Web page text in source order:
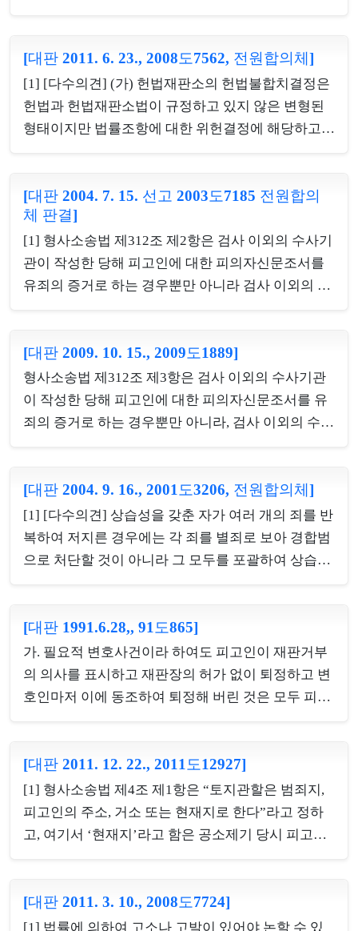
갖추어야 예외적으로 증거능력이 있다고 할 것인바,
여기서 '그 진술이 특히 신빙할 수 있는 상태하에서
행하여진 때'라 함은 그 진술을 하였다는 것에 허위개
입의 여지가 ...
[대판 2011. 6. 23., 2008도7562, 전원합의체]
[1] [다수의견] (가) 헌법재판소의 헌법불합치결정은
헌법과 헌법재판소법이 규정하고 있지 않은 변형된
형태이지만 법률조항에 대한 위헌결정에 해당하고,
제1호는 집회 주최자가 집시법 제10조 본문을 위반
할 것을 구성요건으로 삼고 있어 집시법 제10조 본문
은 집시법 제23조 제1호와 결합하여 형벌에 관한 법
률조항을 이루게 되므로, 집시법의 위 조항들(이하
‘이 사건 법률조항’이라 한다)에 대하여 선고된 헌법
정’이라 한다)은 형벌에 관한 법률조항에 대한 위헌
결정이다. 그리고 헌법재판소법 제47조 제2항 단서
는 형벌에 관한...
[대판 2004. 7. 15. 선고 2003도7185 전원합의
체 판결]
[1] 형사소송법 제312조 제2항은 검사 이외의 수사기
관이 작성한 당해 피고인에 대한 피의자신문조서를
유죄의 증거로 하는 경우뿐만 아니라 검사 이외의 수
해 피고인에 대한 유죄의 증거로 채택할 경우에도 적
용되는바, 당해 피고인과 공범관계가 있는 다른 피의
자에 대한 검사 이외의 수사기관 작성의 피의자신문
조서는 그 피의자의 법정진술에 의하여 그 성립의 진
당연한 결과로 그 피의자신문조서에 대하여는 사망
등 사유로 인하여 법정에서 진술할 수 없는 때에 예외
적으로 증거능력을 인정하는 규정인 형사소송법 제
314조가 적용되지 ...
[대판 2009. 10. 15., 2009도1889]
형사소송법 제312조 제3항은 검사 이외의 수사기관
이 작성한 당해 피고인에 대한 피의자신문조서를 유
죄의 증거로 하는 경우뿐만 아니라, 검사 이외의 수사
피고인에 대한 유죄의 증거로 채택할 경우에도 적용
된다. 따라서 당해 피고인과 공범관계에 있는 공동피
고인에 대해 검사 이외의 수사기관이 작성한 피의자
신문조서는 그 공동피고인의 법정진술에 의하여 성
다. 그리고 이러한 경우 그 공동피고인이 법정에서 경
찰수사 도중 피의자신문조서에 기재된 것과 같은 내
용으로 진술하였다는 취지로 증언하였다고 하더라
도, 이러한 증언은 원진술...
[대판 2004. 9. 16., 2001도3206, 전원합의체]
[1] [다수의견] 상습성을 갖춘 자가 여러 개의 죄를 반
복하여 저지른 경우에는 각 죄를 별죄로 보아 경합범
으로 처단할 것이 아니라 그 모두를 포괄하여 상습범
다. [별개의견] 원래 '상습성'이란 '행위자의 속성'이라
는 점에는 학설·판례상 이론이 없고 다수의견도 이를
받아들이고 있는바, 이는 곧 단 한번 저질러진 범행이
라도 그것이 상습성의 발현에 의한 것이라면 상습범
하거나 예정하고 있는 것은 아니므로 상습성이 발현
된 수개의 범행이 있는 경우에 각개의 범행 상호간에
보호법익이나 행위의 태양과 방법, 의사의 단일 또는
갱신 여...
[대판 1991.6.28,, 91도865]
가. 필요적 변호사건이라 하여도 피고인이 재판거부
의 의사를 표시하고 재판장의 허가 없이 퇴정하고 변
호인마저 이에 동조하여 퇴정해 버린 것은 모두 피고
330조에 의하여 피고인이나 변호인의 재정 없이도
심리판결 할 수 있다. 나. 위 "가"항과 같이 피고인과
변호인들이 출석하지 않은 상태에서 증거조사를 할
수밖에 없는 경우에는 형사소송법 제318조 제2항의
다.
[대판 2011. 12. 22., 2011도12927]
[1] 형사소송법 제4조 제1항은 “토지관할은 범죄지,
피고인의 주소, 거소 또는 현재지로 한다”라고 정하
고, 여기서 ‘현재지’라고 함은 공소제기 당시 피고인
행범인은 누구든지 영장 없이 체포할 수 있고( 형사
소송법 제212조), 검사 또는 사법경찰관리(이하 ‘검
[대판 2011. 3. 10., 2008도7724]
[1] 법률에 의하여 고소나 고발이 있어야 논할 수 있